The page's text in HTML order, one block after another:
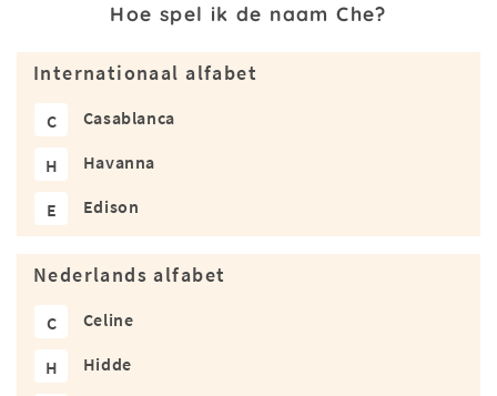
Hoe spel ik de naam Che?
Internationaal alfabet
C Casablanca
H Havanna
E Edison
Nederlands alfabet
C Celine
H Hidde